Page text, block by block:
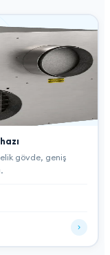
gövde, geniş